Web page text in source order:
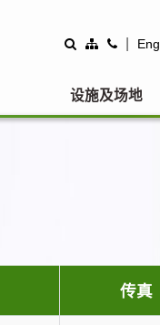
Eng
设施及场地
传真